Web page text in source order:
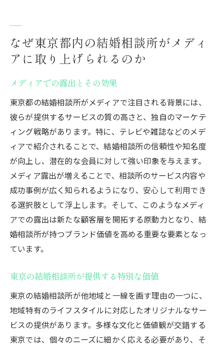
なぜ東京都内の結婚相談所がメディ
アに取り上げられるのか
メディアでの露出とその効果
東京都の結婚相談所がメディアで注目される背景には、
彼らが提供するサービスの質の高さと、独自のマーケテ
ィング戦略があります。特に、テレビや雑誌などのメデ
ィアで紹介されることで、結婚相談所の信頼性や知名度
が向上し、潜在的な会員に対して強い印象を与えます。
メディア露出が増えることで、相談所のサービス内容や
成功事例が広く知られるようになり、安心して利用でき
る選択肢として浮上します。そして、このようなメディ
アでの露出は新たな顧客層を開拓する原動力となり、結
婚相談所が持つブランド価値を高める重要な要素となっ
ています。
東京の結婚相談所が提供する特別な価値
東京の結婚相談所が他地域と一線を画す理由の一つに、
地域特有のライフスタイルに対応したオリジナルなサー
ビスの提供があります。多様な文化と価値観が交錯する
東京では、個々のニーズに細かく応える必要があり、そ